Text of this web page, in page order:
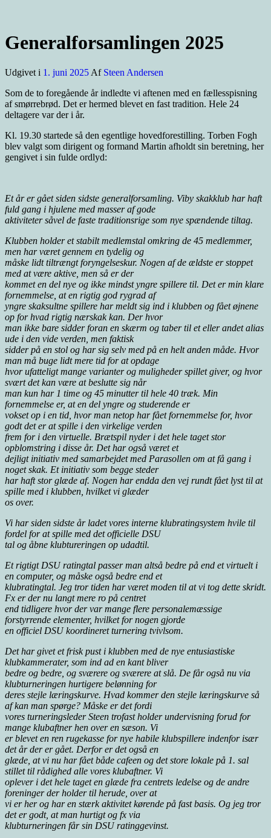
Generalforsamlingen 2025
Udgivet i 1. juni 2025 Af Steen Andersen
Som de to foregående år indledte vi aftenen med en fællesspisning
af smørrebrød. Det er hermed blevet en fast tradition. Hele 24
deltagere var der i år.
Kl. 19.30 startede så den egentlige hovedforestilling. Torben Fogh
blev valgt som dirigent og formand Martin afholdt sin beretning, her
gengivet i sin fulde ordlyd:
Et år er gået siden sidste generalforsamling. Viby skakklub har haft
fuld gang i hjulene med masser af gode
aktiviteter såvel de faste traditionsrige som nye spændende tiltag.
Klubben holder et stabilt medlemstal omkring de 45 medlemmer,
men har været gennem en tydelig og
måske lidt tiltrængt foryngelseskur. Nogen af de ældste er stoppet
med at være aktive, men så er der
kommet en del nye og ikke mindst yngre spillere til. Det er min klare
fornemmelse, at en rigtig god rygrad af
yngre skaksultne spillere har meldt sig ind i klubben og fået øjnene
op for hvad rigtig nærskak kan. Der hvor
man ikke bare sidder foran en skærm og taber til et eller andet alias
ude i den vide verden, men faktisk
sidder på en stol og har sig selv med på en helt anden måde. Hvor
man må buge lidt mere tid for at opdage
hvor ufatteligt mange varianter og muligheder spillet giver, og hvor
svært det kan være at beslutte sig når
man kun har 1 time og 45 minutter til hele 40 træk. Min
fornemmelse er, at en del yngre og studerende er
vokset op i en tid, hvor man netop har fået fornemmelse for, hvor
godt det er at spille i den virkelige verden
frem for i den virtuelle. Brætspil nyder i det hele taget stor
opblomstring i disse år. Det har også været et
dejligt initiativ med samarbejdet med Parasollen om at få gang i
noget skak. Et initiativ som begge steder
har haft stor glæde af. Nogen har endda den vej rundt fået lyst til at
spille med i klubben, hvilket vi glæder
os over.
Vi har siden sidste år ladet vores interne klubratingsystem hvile til
fordel for at spille med det officielle DSU
tal og åbne klubtureringen op udadtil.
Et rigtigt DSU ratingtal passer man altså bedre på end et virtuelt i
en computer, og måske også bedre end et
klubratingtal. Jeg tror tiden har været moden til at vi tog dette skridt.
Fx er der nu langt mere ro på centret
end tidligere hvor der var mange flere personalemæssige
forstyrrende elementer, hvilket for nogen gjorde
en officiel DSU koordineret turnering tvivlsom.
Det har givet et frisk pust i klubben med de nye entusiastiske
klubkammerater, som ind ad en kant bliver
bedre og bedre, og sværere og sværere at slå. De får også nu via
klubturneringen hurtigere belønning for
deres stejle læringskurve. Hvad kommer den stejle læringskurve så
af kan man spørge? Måske er det fordi
vores turneringsleder Steen trofast holder undervisning forud for
mange klubaftner hen over en sæson. Vi
er blevet en ren rugekasse for nye habile klubspillere indenfor især
det år der er gået. Derfor er det også en
glæde, at vi nu har fået både cafeen og det store lokale på 1. sal
stillet til rådighed alle vores klubaftner. Vi
oplever i det hele taget en glæde fra centrets ledelse og de andre
foreninger der holder til herude, over at
vi er her og har en stærk aktivitet kørende på fast basis. Og jeg tror
det er godt, at man hurtigt og fx via
klubturneringen får sin DSU ratinggevinst.